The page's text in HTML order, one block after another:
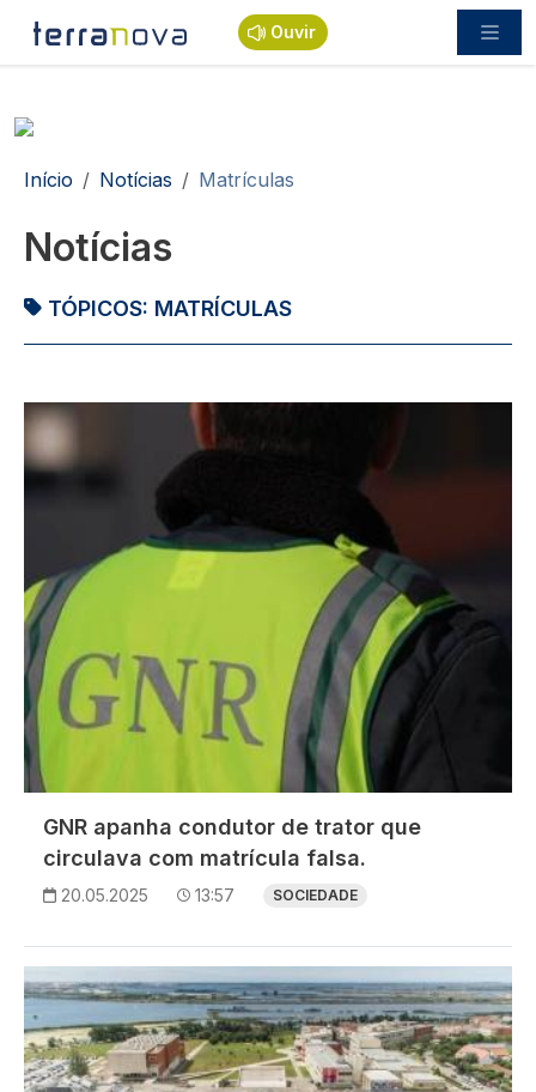
Passar para o conteúdo principal
Ouvir
Navegação estrutural
Início Notícias Matrículas
Notícias
TÓPICOS: MATRÍCULAS
Imagem
GNR apanha condutor de trator que
circulava com matrícula falsa.
20.05.2025 13:57 SOCIEDADE
Imagem